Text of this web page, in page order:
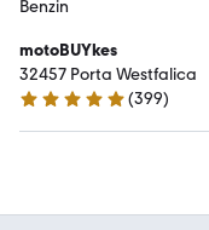
Benzin
motoBUYkes
32457 Porta Westfalica
4.8 Sterne
(399)